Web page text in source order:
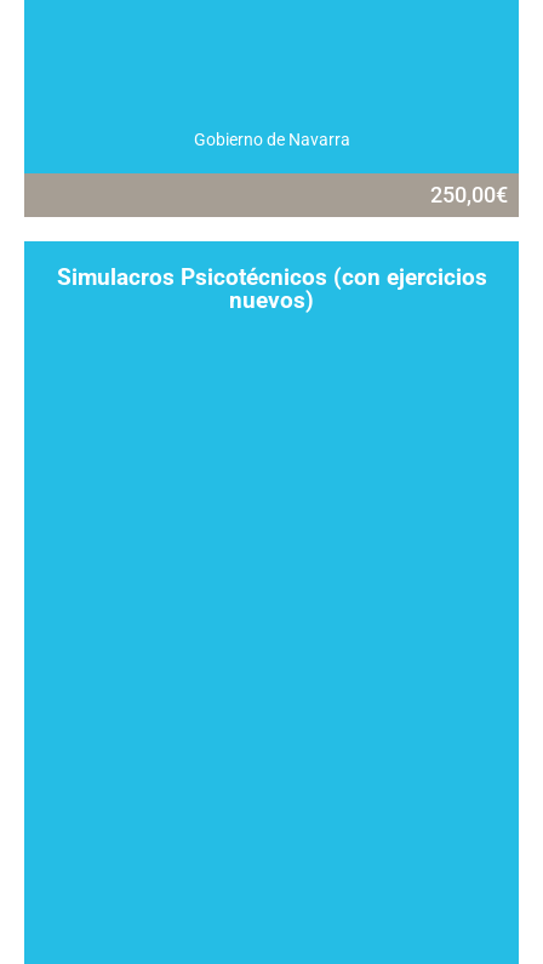
Gobierno de Navarra
250,00€
Simulacros Psicotécnicos (con ejercicios
nuevos)